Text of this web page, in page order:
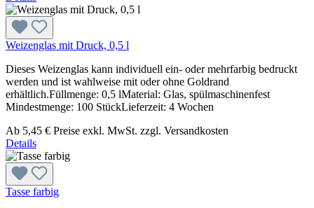
Weizenglas mit Druck, 0,5 l
Dieses Weizenglas kann individuell ein- oder mehrfarbig bedruckt
werden und ist wahlweise mit oder ohne Goldrand
erhältlich.Füllmenge: 0,5 lMaterial: Glas, spülmaschinenfest
Mindestmenge: 100 StückLieferzeit: 4 Wochen
Ab 5,45 € Preise exkl. MwSt. zzgl. Versandkosten
Details
Tasse farbig